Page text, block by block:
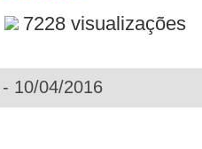
7228 visualizações
10/04/2016